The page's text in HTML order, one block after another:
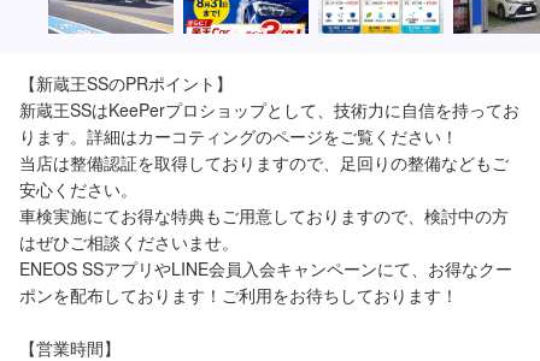
【新蔵王SSのPRポイント】
新蔵王SSはKeePerプロショップとして、技術力に自信を持ってお
ります。詳細はカーコティングのページをご覧ください！
当店は整備認証を取得しておりますので、足回りの整備などもご
安心ください。
車検実施にてお得な特典もご用意しておりますので、検討中の方
はぜひご相談くださいませ。
ENEOS SSアプリやLINE会員入会キャンペーンにて、お得なクー
ポンを配布しております！ご利用をお待ちしております！
【営業時間】